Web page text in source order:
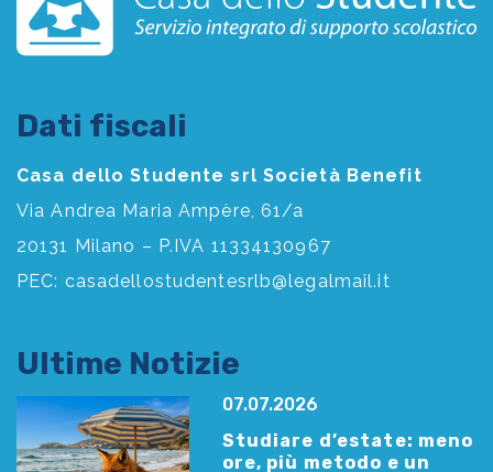
Dati fiscali
Casa dello Studente srl Società Benefit
Via Andrea Maria Ampère, 61/a
20131 Milano – P.IVA 11334130967
PEC: casadellostudentesrlb@legalmail.it
Ultime Notizie
07.07.2026
Studiare d’estate: meno
ore, più metodo e un